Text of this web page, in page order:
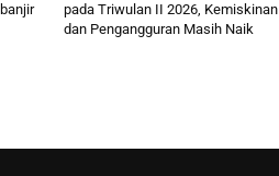
pada Triwulan II 2026, Kemiskinan
dan Pengangguran Masih Naik